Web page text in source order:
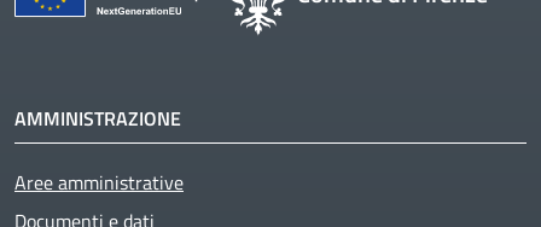
AMMINISTRAZIONE
Aree amministrative
Documenti e dati